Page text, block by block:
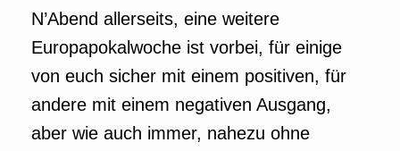
N’Abend allerseits, eine weitere
Europapokalwoche ist vorbei, für einige
von euch sicher mit einem positiven, für
andere mit einem negativen Ausgang,
aber wie auch immer, nahezu ohne